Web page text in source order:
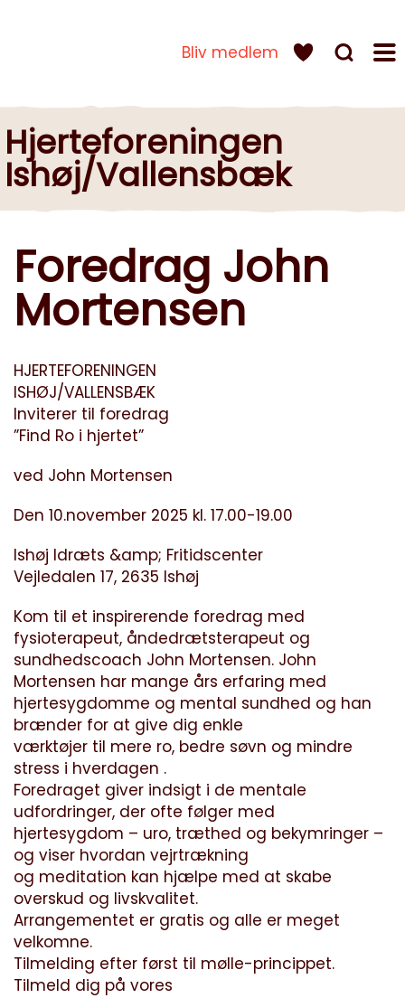
Bliv medlem
Hjerteforeningen
Ishøj/Vallensbæk
Foredrag John
Mortensen
HJERTEFORENINGEN
ISHØJ/VALLENSBÆK
Inviterer til foredrag
”Find Ro i hjertet”
ved John Mortensen
Den 10.november 2025 kl. 17.00-19.00
Ishøj Idræts &amp; Fritidscenter
Vejledalen 17, 2635 Ishøj
Kom til et inspirerende foredrag med
fysioterapeut, åndedrætsterapeut og
sundhedscoach John Mortensen. John
Mortensen har mange års erfaring med
hjertesygdomme og mental sundhed og han
brænder for at give dig enkle
værktøjer til mere ro, bedre søvn og mindre
stress i hverdagen .
Foredraget giver indsigt i de mentale
udfordringer, der ofte følger med
hjertesygdom – uro, træthed og bekymringer –
og viser hvordan vejrtrækning
og meditation kan hjælpe med at skabe
overskud og livskvalitet.
Arrangementet er gratis og alle er meget
velkomne.
Tilmelding efter først til mølle-princippet.
Tilmeld dig på vores